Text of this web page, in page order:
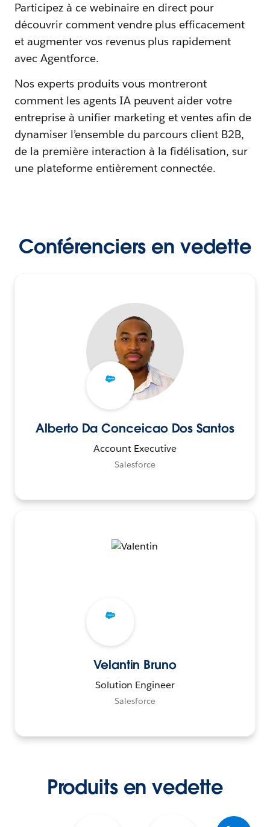
Participez à ce webinaire en direct pour
découvrir comment vendre plus efficacement
et augmenter vos revenus plus rapidement
avec Agentforce.
Nos experts produits vous montreront
comment les agents IA peuvent aider votre
entreprise à unifier marketing et ventes afin de
dynamiser l’ensemble du parcours client B2B,
de la première interaction à la fidélisation, sur
une plateforme entièrement connectée.
Conférenciers en vedette
Alberto Da Conceicao Dos Santos
Account Executive
Salesforce
Velantin Bruno
Solution Engineer
Salesforce
Produits en vedette